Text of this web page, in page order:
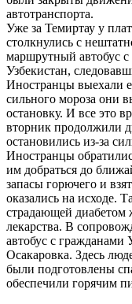
автотранспорта.
Уже за Темиртау у
столкнулись с
маршрутный автобус
Узбекистан,
Иностранцы выехали
сильного мороза они
остановку. И все это
вторник продолжили
остановились из-за
Иностранцы
им добраться до
запасы горючего и
оказались на исходе.
страдающей диабетом
лекарства. В
автобус с гражданами
Осакаровка. Здесь
были подготовлены
обеспечили горячим